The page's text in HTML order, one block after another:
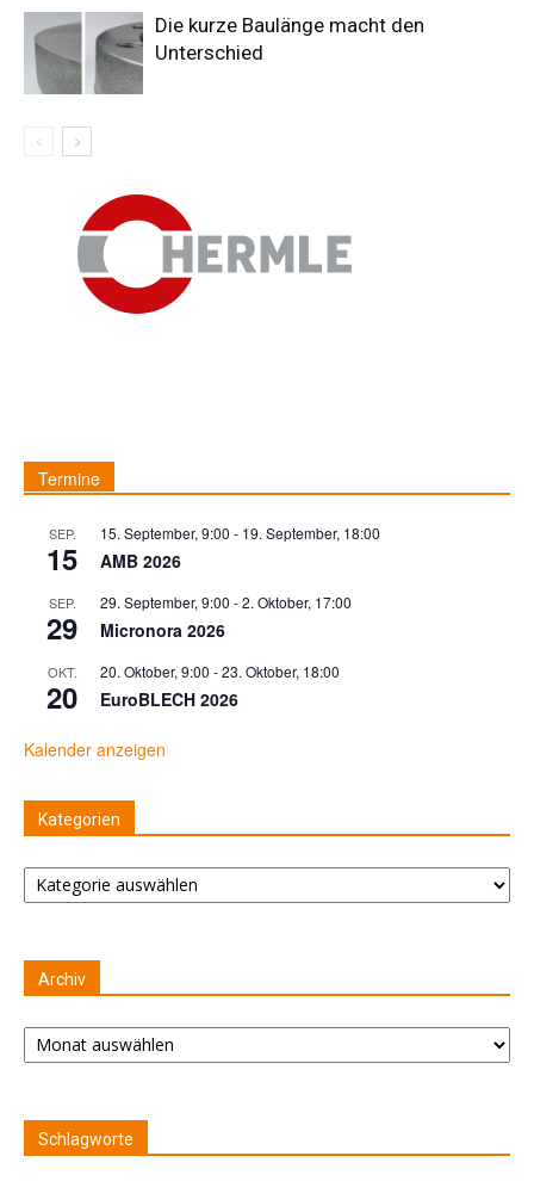
Die kurze Baulänge macht den
Unterschied
Termine
SEP.
15
15. September, 9:00 - 19. September, 18:00
AMB 2026
SEP.
29
29. September, 9:00 -2. Oktober, 17:00
Micronora 2026
OKT.
20
20. Oktober, 9:00 -23. Oktober, 18:00
EuroBLECH 2026
Kalender anzeigen
Kategorien
Kategorien
Archiv
Archiv
Schlagworte